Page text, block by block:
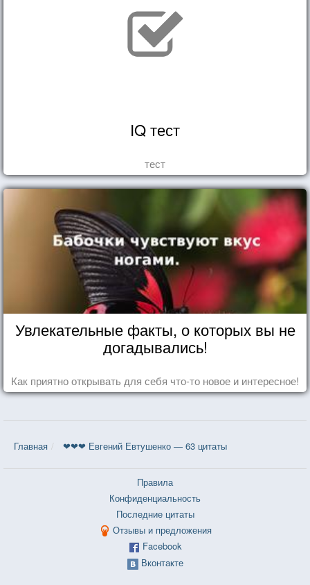
IQ тест
тест
Увлекательные факты, о которых вы не
догадывались!
Как приятно открывать для себя что-то новое и интересное!
Главная ❤❤❤ Евгений Евтушенко — 63 цитаты
Правила
Конфиденциальность
Последние цитаты
Отзывы и предложения
Facebook
Вконтакте